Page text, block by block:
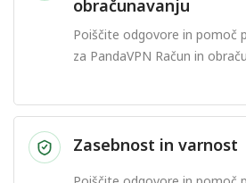
obračunavanju
Poiščite odgovore in pomoč
za PandaVPN Račun in
Zasebnost in varnost